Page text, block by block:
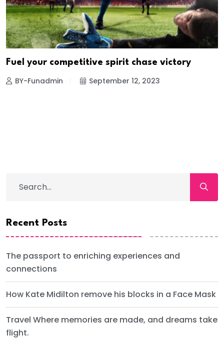
Fuel your competitive spirit chase victory
BY-Funadmin September 12, 2023
Recent Posts
The passport to enriching experiences and
connections
How Kate Midilton remove his blocks in a Face Mask
Travel Where memories are made, and dreams take
flight.